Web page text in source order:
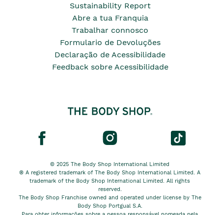
Sustainability Report
Abre a tua Franquia
Trabalhar connosco
Formulario de Devoluções
Declaração de Acessibilidade
Feedback sobre Acessibilidade
© 2025 The Body Shop International Limited
® A registered trademark of The Body Shop International Limited. A
trademark of the Body Shop International Limited. All rights
reserved.
The Body Shop Franchise owned and operated under license by The
Body Shop Portgual S.A.